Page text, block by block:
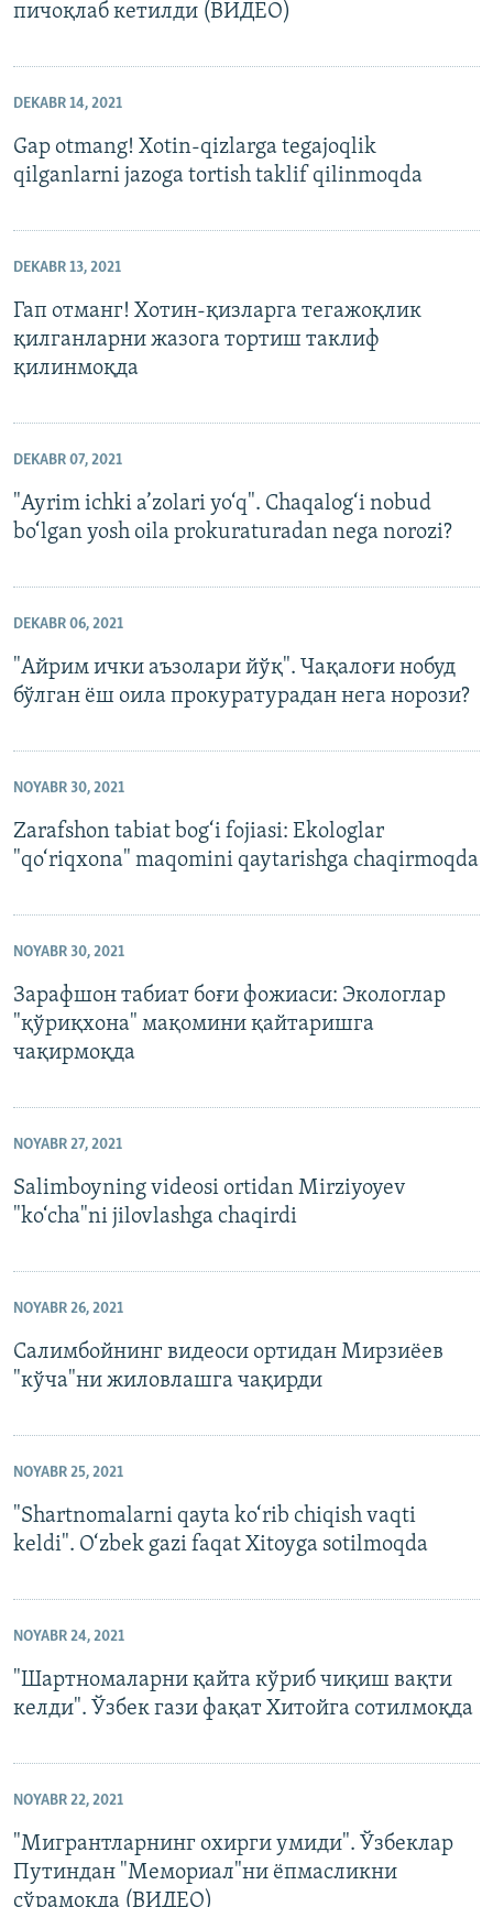
пичоқлаб кетилди (ВИДЕО)
DEKABR 14, 2021
Gap otmang! Xotin-qizlarga tegajoqlik
qilganlarni jazoga tortish taklif qilinmoqda
DEKABR 13, 2021
Гап отманг! Хотин-қизларга тегажоқлик
қилганларни жазога тортиш таклиф
қилинмоқда
DEKABR 07, 2021
"Ayrim ichki a’zolari yo‘q". Chaqalog‘i nobud
bo‘lgan yosh oila prokuraturadan nega norozi?
DEKABR 06, 2021
"Айрим ички аъзолари йўқ". Чақалоғи нобуд
бўлган ёш оила прокуратурадан нега норози?
NOYABR 30, 2021
Zarafshon tabiat bog‘i fojiasi: Ekologlar
"qo‘riqxona" maqomini qaytarishga chaqirmoqda
NOYABR 30, 2021
Зарафшон табиат боғи фожиаси: Экологлар
"қўриқхона" мақомини қайтаришга
чақирмоқда
NOYABR 27, 2021
Salimboyning videosi ortidan Mirziyoyev
"ko‘cha"ni jilovlashga chaqirdi
NOYABR 26, 2021
Салимбойнинг видеоси ортидан Мирзиёев
"кўча"ни жиловлашга чақирди
NOYABR 25, 2021
"Shartnomalarni qayta ko‘rib chiqish vaqti
keldi". O‘zbek gazi faqat Xitoyga sotilmoqda
NOYABR 24, 2021
"Шартномаларни қайта кўриб чиқиш вақти
келди". Ўзбек гази фақат Хитойга сотилмоқда
NOYABR 22, 2021
"Мигрантларнинг охирги умиди". Ўзбеклар
Путиндан "Мемориал"ни ёпмасликни
сўрамоқда (ВИДЕО)